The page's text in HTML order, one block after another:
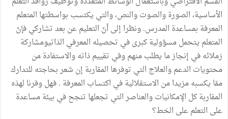
الأساسية، الصورة والصوت والنص، والتي يكتسب بواسطتها المتعلم
المعرفة بمساعدة المدرس. ونظرا إلى أنّ التعليم عن بعد تشاركي فإنّ
المتعلم يتحمل مسؤولية كبرى في تحصيله المعرفي الذاتيومشاركة
زملائه في إنجاز ما يطلب منهم وفي تقييم ذاته والاستفادة من
محتويات الدعم والعلاج التي توفرها المقاربة إن شعر بحاجته للتدارك
ممّا يكسبه مزيدا من الاستقلالية في اكتساب المعرفة . فهل وفرنا لهذه
المقاربة كل الإمكانيات والعناصر التي تجعلها تنجح في بيئة مساعدة
على التعلم على الخط؟